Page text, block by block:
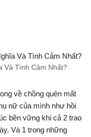
Và Tình Cảm Nhất?
về chồng quên mất
nữ của mình như hồi
bền vững khi cả 2 trao
Và 1 trong những